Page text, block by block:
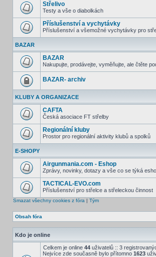
Střelivo
Testy a vše o diabolkách
Příslušenství a vychytávky
Příslušenství a všemožné vychytávky pro
BAZAR
BAZAR
Nakupujte, prodávejte, vyměňujte, ale čtěte
BAZAR- archiv
KLUBY A ORGANIZACE
CAFTA
Česká asociace FT střelby
Regionální kluby
Prostor pro regionální aktivity klubů a spolků
E-SHOPY
Airgunmania.com - Eshop
Zprávy, novinky, dotazy a vše co se týká
TACTICAL-EVO.com
Příslušenství pro střelce a střeleckou činnost
Smazat všechny cookies z fóra | Tým
Obsah fóra
Kdo je online
Celkem je online 44 uživatelů :: 3
Nejvíce zde současně bylo přítomno 1623